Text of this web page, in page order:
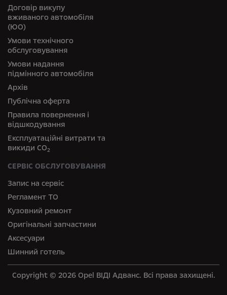
Договір викупу
вживаного автомобіля
(ЮО)
Умови технічного
обслуговування
Умови надання
підмінного автомобіля
Архів
Публічна оферта
Правила повернення і
відшкодування
Експлуатаційні витрати та
викиди СО2
СЕРВІС ОБСЛУГОВУВАННЯ
Запис на сервіс
Регламент ТО
Кузовний ремонт
Оригінальні запчастини
Аксесуари
Шинний готель
Copyright © 2026 Opel ВІДІ Адванс. Всі права захищені.